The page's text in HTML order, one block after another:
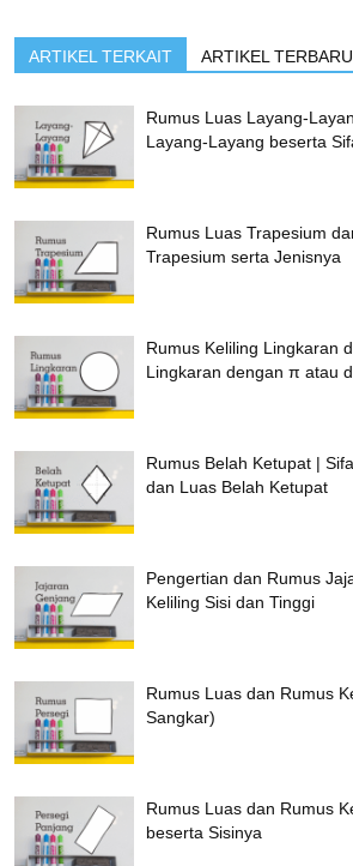
ARTIKEL TERKAIT ARTIKEL TERBARU
Rumus Luas Layang-
Layang-Layang beserta
Rumus Luas Trapesium
Trapesium serta Jenisnya
Rumus Keliling Lingkaran
Lingkaran dengan π atau d
Rumus Belah Ketupat |
dan Luas Belah Ketupat
Pengertian dan Rumus
Keliling Sisi dan Tinggi
Rumus Luas dan Rumus
Sangkar)
Rumus Luas dan Rumus
beserta Sisinya